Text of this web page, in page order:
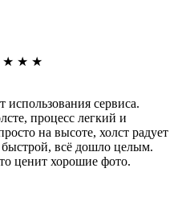
★ ★ ★
сервиса.
процесс легкий и
на высоте, холст радует
быстрой, всё дошло целым.
ценит хорошие фото.